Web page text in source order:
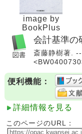
image by
BookPlus
会計基準の
斎藤静樹著.
便利機能：
詳細情報を見る
このページのURL：